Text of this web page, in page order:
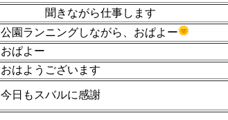
聞きながら仕事します
公園ランニングしながら、おぱよー
おぱよー
おはようございます
今日もスバルに感謝